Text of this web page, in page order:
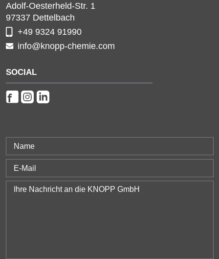
Adolf-Oesterheld-Str. 1
97337 Dettelbach
+49 9324 91990
info@knopp-chemie.com
SOCIAL